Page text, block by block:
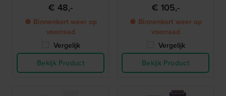
€ 48,-
● Binnenkort weer op
voorraad
Vergelijk
Bekijk Product
€ 105,-
● Binnenkort weer op
voorraad
Vergelijk
Bekijk Product